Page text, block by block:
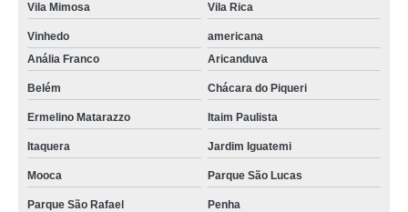
Vila Mimosa Vila Rica
Vinhedo
americana
Anália Franco
Aricanduva
Belém Chácara do Piqueri
Ermelino Matarazzo Itaim Paulista
Itaquera Jardim Iguatemi
Mooca Parque São Lucas
Parque São Rafael Penha